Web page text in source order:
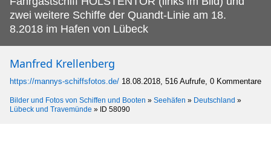
zwei weitere Schiffe der Quandt-Linie am 18.
8.2018 im Hafen von Lübeck
Manfred Krellenberg
https://mannys-schiffsfotos.de/ 18.08.2018, 516 Aufrufe, 0 Kommentare
Bilder und Fotos von Schiffen und Booten » Seehäfen » Deutschland »
Lübeck und Travemünde » ID 58090